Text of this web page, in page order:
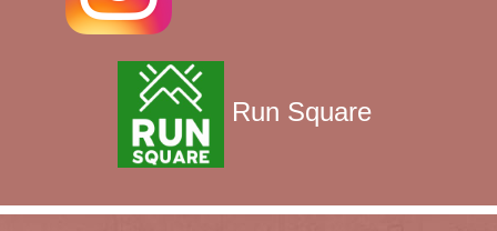
Run Square